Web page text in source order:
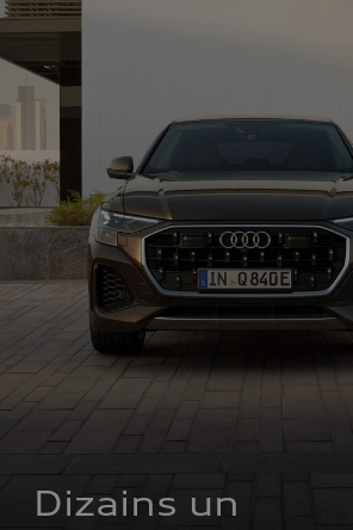
Dizains un